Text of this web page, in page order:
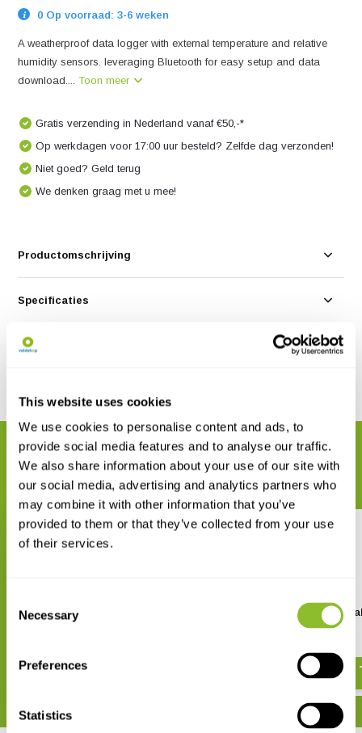
This website uses cookies
We use cookies to personalise content and ads, to
provide social media features and to analyse our traffic.
We also share information about your use of our site with
our social media, advertising and analytics partners who
may combine it with other information that you’ve
provided to them or that they’ve collected from your use
of their services.
Selection
Necessary
Preferences
Statistics
0 Op voorraad: 3-6 weken
A weatherproof data logger with external temperature and relative
humidity sensors. leveraging Bluetooth for easy setup and data
download....Toon meer
Gratis verzending in Nederland vanaf €50,-*
Op werkdagen voor 17:00 uur besteld? Zelfde dag verzonden!
Niet goed? Geld terug
We denken graag met u mee!
Productomschrijving
Specificaties
Reviews
GERELATEERDE PRODUCTEN
Maak uw bestelling compleet
HOBO Solar Radiation Shield
HOBO Temperatuur
MX2305
€ 228,69